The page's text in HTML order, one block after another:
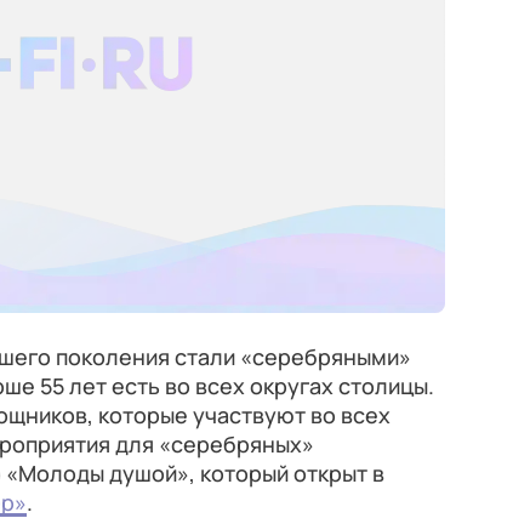
поколения стали «серебряными»
55 лет есть во всех округах столицы.
которые участвуют во всех
для «серебряных»
душой», который открыт в
.